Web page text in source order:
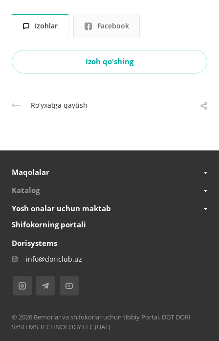
Izohlar Facebook
Izoh qo'shing
Roʻyxatga qaytish
Maqolalar
Katalog
Yosh onalar uchun maktab
Shifokorning portali
Dorisystems
info@doriclub.uz
© 2026 Bemorlar va shifokorlar uchun tibbiy Portal. DGT DORI
SYSTEMS TECHNOLOGY LLC (UAE)